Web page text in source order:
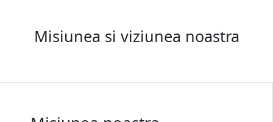
Misiunea si viziunea noastra